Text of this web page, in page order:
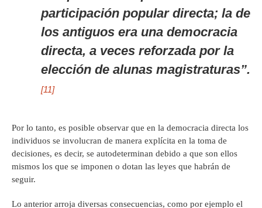
participación popular directa; la de
los antiguos era una democracia
directa, a veces reforzada por la
elección de alunas magistraturas”.
[11]
Por lo tanto, es posible observar que en la democracia directa los
individuos se involucran de manera explícita en la toma de
decisiones, es decir, se autodeterminan debido a que son ellos
mismos los que se imponen o dotan las leyes que habrán de
seguir.
Lo anterior arroja diversas consecuencias, como por ejemplo el